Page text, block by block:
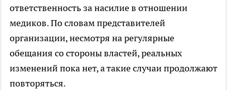
ответственность за насилие в отношении
медиков. По словам представителей
организации, несмотря на регулярные
обещания со стороны властей, реальных
изменений пока нет, а такие случаи продолжают
повторяться.